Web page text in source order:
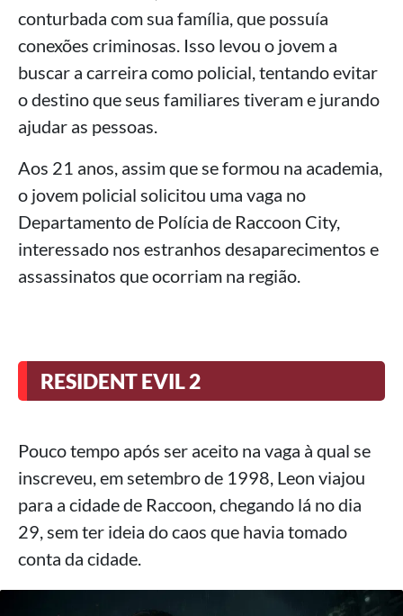
conturbada com sua família, que possuía
conexões criminosas. Isso levou o jovem a
buscar a carreira como policial, tentando evitar
o destino que seus familiares tiveram e jurando
ajudar as pessoas.
Aos 21 anos, assim que se formou na academia,
o jovem policial solicitou uma vaga no
Departamento de Polícia de Raccoon City,
interessado nos estranhos desaparecimentos e
assassinatos que ocorriam na região.
RESIDENT EVIL 2
Pouco tempo após ser aceito na vaga à qual se
inscreveu, em setembro de 1998, Leon viajou
para a cidade de Raccoon, chegando lá no dia
29, sem ter ideia do caos que havia tomado
conta da cidade.